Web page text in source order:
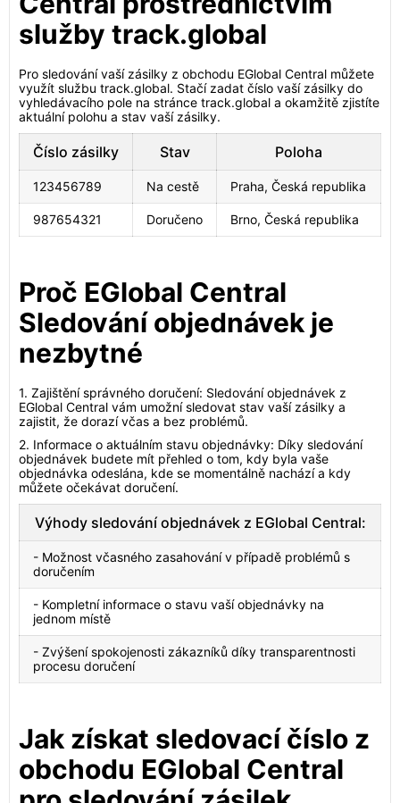
služby track.global
Pro sledování vaší zásilky z obchodu EGlobal Central můžete
využít službu track.global. Stačí zadat číslo vaší zásilky do
vyhledávacího pole na stránce track.global a okamžitě zjistíte
aktuální polohu a stav vaší zásilky.
Číslo zásilky Stav Poloha
123456789 Na cestě Praha, Česká republika
987654321 Doručeno Brno, Česká republika
Proč EGlobal Central
Sledování objednávek je
nezbytné
1. Zajištění správného doručení: Sledování objednávek z
EGlobal Central vám umožní sledovat stav vaší zásilky a
zajistit, že dorazí včas a bez problémů.
2. Informace o aktuálním stavu objednávky: Díky sledování
objednávek budete mít přehled o tom, kdy byla vaše
objednávka odeslána, kde se momentálně nachází a kdy
můžete očekávat doručení.
Výhody sledování objednávek z EGlobal Central:
- Možnost včasného zasahování v případě problémů s
doručením
- Kompletní informace o stavu vaší objednávky na
jednom místě
- Zvýšení spokojenosti zákazníků díky transparentnosti
procesu doručení
Jak získat sledovací číslo z
obchodu EGlobal Central